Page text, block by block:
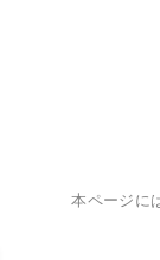
本ページに